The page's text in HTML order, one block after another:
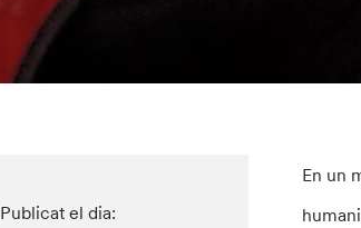
Publicat el dia:
En un